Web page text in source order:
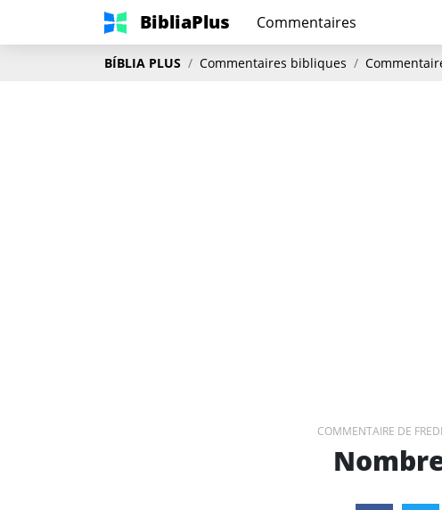
BibliaPlus Commentaires
BÍBLIA PLUS Commentaires bibliques
COMMENTAIRE DE